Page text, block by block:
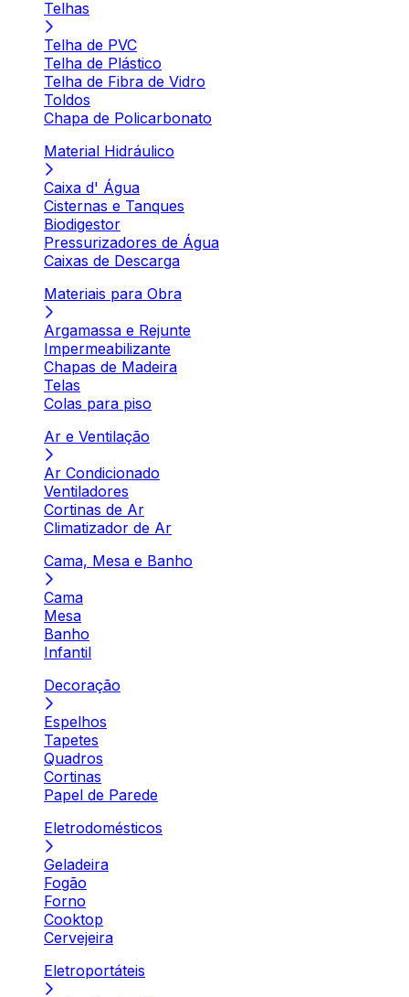
Telhas
Telha de PVC
Telha de Plástico
Telha de Fibra de Vidro
Toldos
Chapa de Policarbonato
Material Hidráulico
Caixa d' Água
Cisternas e Tanques
Biodigestor
Pressurizadores de Água
Caixas de Descarga
Materiais para Obra
Argamassa e Rejunte
Impermeabilizante
Chapas de Madeira
Telas
Colas para piso
Ar e Ventilação
Ar Condicionado
Ventiladores
Cortinas de Ar
Climatizador de Ar
Cama, Mesa e Banho
Cama
Mesa
Banho
Infantil
Decoração
Espelhos
Tapetes
Quadros
Cortinas
Papel de Parede
Eletrodomésticos
Geladeira
Fogão
Forno
Cooktop
Cervejeira
Eletroportáteis